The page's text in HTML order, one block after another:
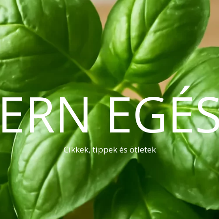
Cikkek, tippek és ötletek